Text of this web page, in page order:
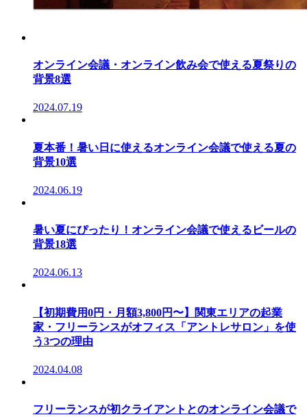
オンライン会議・オンライン飲み会で使える夏祭りの
背景8選
2024.07.19
夏本番！暑い日に使えるオンライン会議で使える夏の
背景10選
2024.06.19
暑い夏にぴったり！オンライン会議で使えるビールの
背景18選
2024.06.13
【初期費用0円・月額3,800円〜】関東エリアの起業
家・フリーランスがオフィス「アントレサロン」を使
う3つの理由
2024.04.08
フリーランスが初クライアントとのオンライン会議で